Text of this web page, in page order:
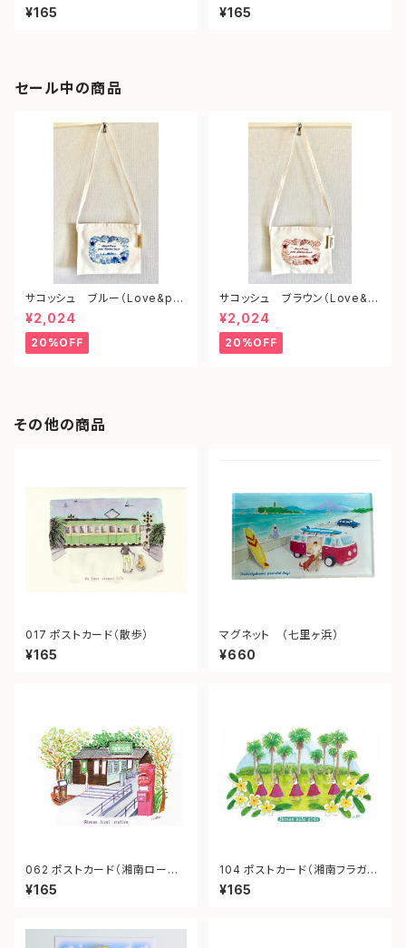
ェイ）
¥165 ツ）
¥165
セール中の商品
サコッシュ ブルー（Love&pe
ace from shonan)
¥2,024
20%OFF
サコッシュ ブラウン（Love&p
eace from shonan)
¥2,024
20%OFF
その他の商品
017 ポストカード（散歩）
¥165
マグネット （七里ヶ浜）
¥660
062 ポストカード（湘南ローカ
ルステーション）
¥165
104 ポストカード（湘南フラガー
ル）
¥165